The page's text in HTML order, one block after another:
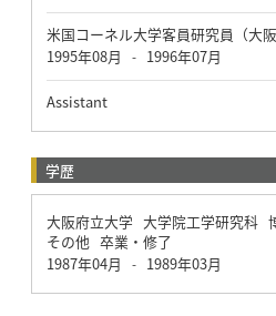
米国コーネル大学客員研究員（大阪
1995年08月
- 1996年07月
Assistant
学歴
大阪府立大学 大学院工学研究科
その他 卒業・修了
1987年04月
- 1989年03月